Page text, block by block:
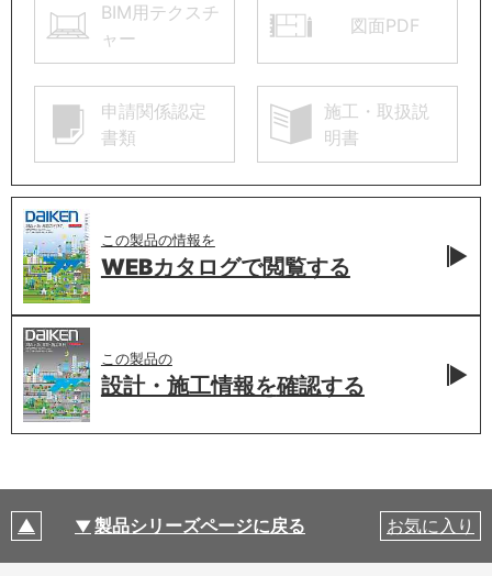
BIM用テクスチ
ャー
図面PDF
申請関係認定
書類
施工・取扱説
明書
この製品の情報を
WEBカタログで閲覧する
この製品の
設計・施工情報を確認する
製品シリーズページに戻る お気に入り